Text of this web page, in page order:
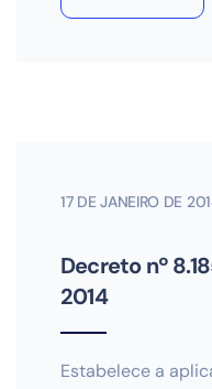
17 DE JANEIRO DE
Decreto nº
2014
Estabelece a